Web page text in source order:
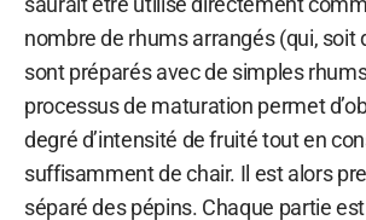
nombre de rhums arrangés (qui, soit
sont préparés avec de simples
processus de maturation permet
degré d’intensité de fruité tout en
suffisamment de chair. Il est alors
séparé des pépins. Chaque partie